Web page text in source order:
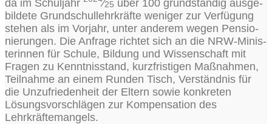
da im Schul­jahr
⁄25 über 100 grund­stän­dig aus­ge­
bil­de­te Grund­schul­lehr­kräf­te weni­ger zur Ver­fü­gung
ste­hen als im Vor­jahr, unter ande­rem wegen Pen­sio­
nie­run­gen. Die Anfra­ge rich­tet sich an die NRW-Minis­
te­rin­nen für Schu­le, Bil­dung und Wis­sen­schaft mit
Fra­gen zu Kennt­nis­stand, kurz­fris­ti­gen Maß­nah­men,
Teil­nah­me an einem Run­den Tisch, Ver­ständ­nis für
die Unzu­frie­den­heit der Eltern sowie kon­kre­ten
Lösungs­vor­schlä­gen zur Kom­pen­sa­ti­on des
Lehrkräftemangels.